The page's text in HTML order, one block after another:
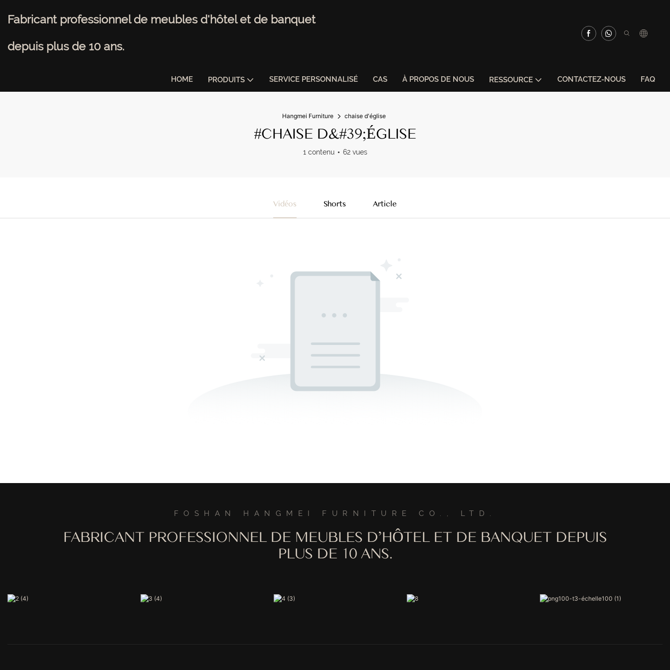
Fabricant professionnel de meubles d'hôtel et de banquet
depuis plus de 10 ans.
HOME PRODUITS SERVICE PERSONNALISÉ CAS À PROPOS DE NOUS RESSOURCE CONTACTEZ-NOUS FAQ
Hangmei Furniture chaise d'église
#CHAISE D&#39;ÉGLISE
1 contenu 62 vues
Vidéos Shorts Article
FOSHAN HANGMEI FURNITURE CO., LTD.
FABRICANT PROFESSIONNEL DE MEUBLES D'HÔTEL ET DE BANQUET DEPUIS
PLUS DE 10 ANS.